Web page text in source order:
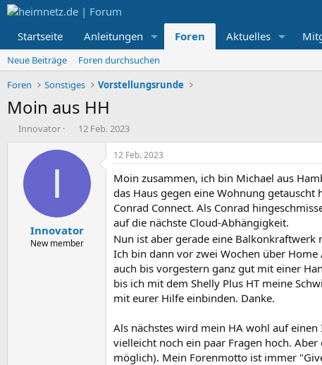
Startseite Anleitungen Foren Aktuelles
Neue Beiträge
Foren durchsuchen
Foren
Sonstiges Vorstellungsrunde
Moin aus HH
E
Innovator
E
a
m
12 Feb. 2023
I
Innovator
New member
12 Feb. 2023
Moin zusammen, ich bin Michael aus
das Haus gegen eine Wohnung
Conrad Connect. Als Conrad
auf die nächste Cloud-Abhängigkeit.
Nun ist aber gerade eine
Ich bin dann vor zwei Wochen über
auch bis vorgestern ganz gut mit einer
bis ich mit dem Shelly Plus HT meine
mit eurer Hilfe einbinden. Danke.
Als nächstes wird mein HA wohl auf einen
vielleicht noch ein paar Fragen hoch.
möglich). Mein Forenmotto ist immer